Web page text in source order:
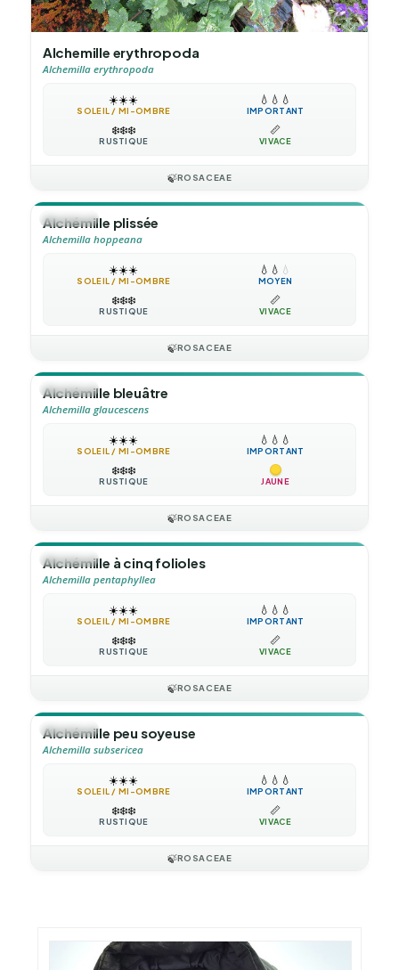
Alchemille erythropoda
Alchemilla erythropoda
☀️☀️☀️
SOLEIL / MI-OMBRE
💧 💧 💧
IMPORTANT
❄️❄️❄️
RUSTIQUE
📏
VIVACE
🍃ROSACEAE
🪴VIVACE
Alchémille plissée
Alchemilla hoppeana
☀️☀️☀️
SOLEIL / MI-OMBRE
💧 💧 💧
MOYEN
❄️❄️❄️
RUSTIQUE
📏
VIVACE
🍃ROSACEAE
🪴VIVACE
Alchémille bleuâtre
Alchemilla glaucescens
☀️☀️☀️
SOLEIL / MI-OMBRE
💧 💧 💧
IMPORTANT
❄️❄️❄️
RUSTIQUE JAUNE
🍃ROSACEAE
🪴VIVACE
Alchémille à cinq folioles
Alchemilla pentaphyllea
☀️☀️☀️
SOLEIL / MI-OMBRE
💧 💧 💧
IMPORTANT
❄️❄️❄️
RUSTIQUE
📏
VIVACE
🍃ROSACEAE
🪴VIVACE
Alchémille peu soyeuse
Alchemilla subsericea
☀️☀️☀️
SOLEIL / MI-OMBRE
💧 💧 💧
IMPORTANT
❄️❄️❄️
RUSTIQUE
📏
VIVACE
🍃ROSACEAE